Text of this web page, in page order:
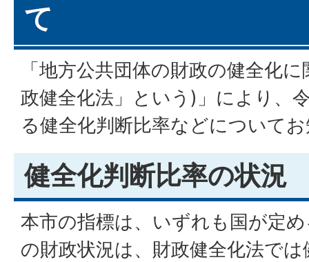
て
「地方公共団体の財政の健全化
政健全化法」という)」により、
る健全化判断比率などについて
健全化判断比率の状況
本市の指標は、いずれも国が定
の財政状況は、財政健全化法で